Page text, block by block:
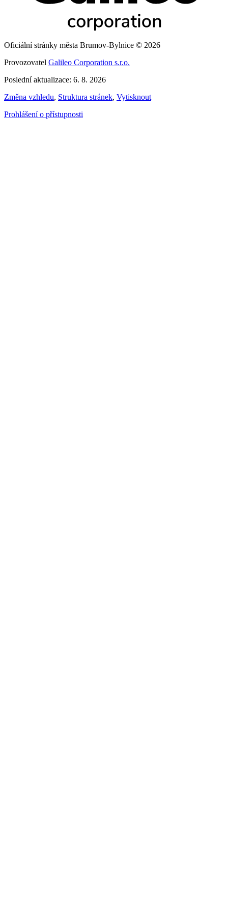
Oficiální stránky města Brumov-Bylnice © 2026
Provozovatel Galileo Corporation s.r.o.
Poslední aktualizace: 6. 8. 2026
Změna vzhledu, Struktura stránek, Vytisknout
Prohlášení o přístupnosti